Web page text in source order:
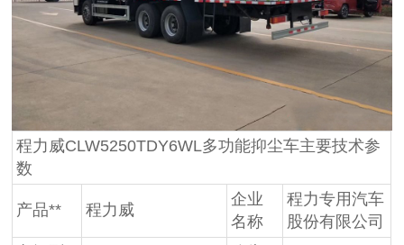
程力威CLW5250TDY6WL多功能抑尘车主要技术参
数
产品** 程力威
企业
名称
程力专用汽车
股份有限公司